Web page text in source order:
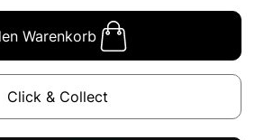
Warenkorb
Click & Collect